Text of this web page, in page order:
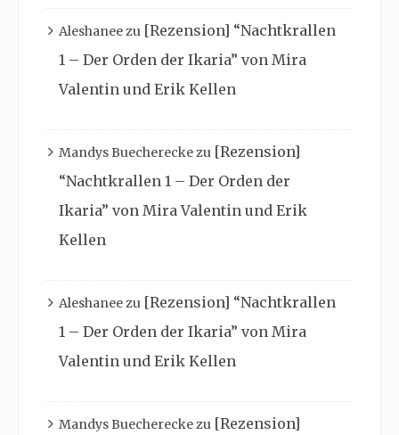
Aleshaneezu [Rezension] “Nachtkrallen
1 – Der Orden der Ikaria” von Mira
Valentin und Erik Kellen
Mandys Buechereckezu [Rezension]
“Nachtkrallen 1 – Der Orden der
Ikaria” von Mira Valentin und Erik
Kellen
Aleshaneezu [Rezension] “Nachtkrallen
1 – Der Orden der Ikaria” von Mira
Valentin und Erik Kellen
Mandys Buechereckezu [Rezension]